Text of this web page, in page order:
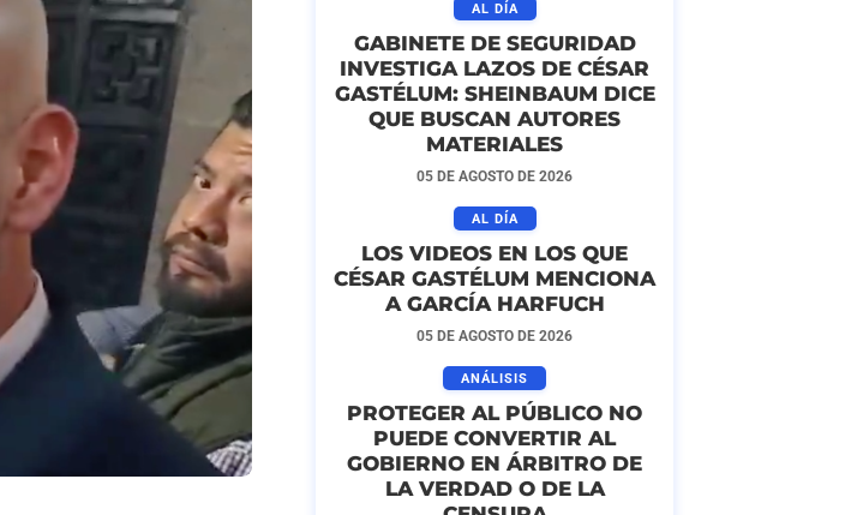
AL DÍA
GABINETE DE SEGURIDAD
INVESTIGA LAZOS DE CÉSAR
GASTÉLUM: SHEINBAUM DICE
QUE BUSCAN AUTORES
MATERIALES
05 DE AGOSTO DE 2026
AL DÍA
LOS VIDEOS EN LOS QUE
CÉSAR GASTÉLUM MENCIONA
A GARCÍA HARFUCH
05 DE AGOSTO DE 2026
ANÁLISIS
PROTEGER AL PÚBLICO NO
PUEDE CONVERTIR AL
GOBIERNO EN ÁRBITRO DE
LA VERDAD O DE LA